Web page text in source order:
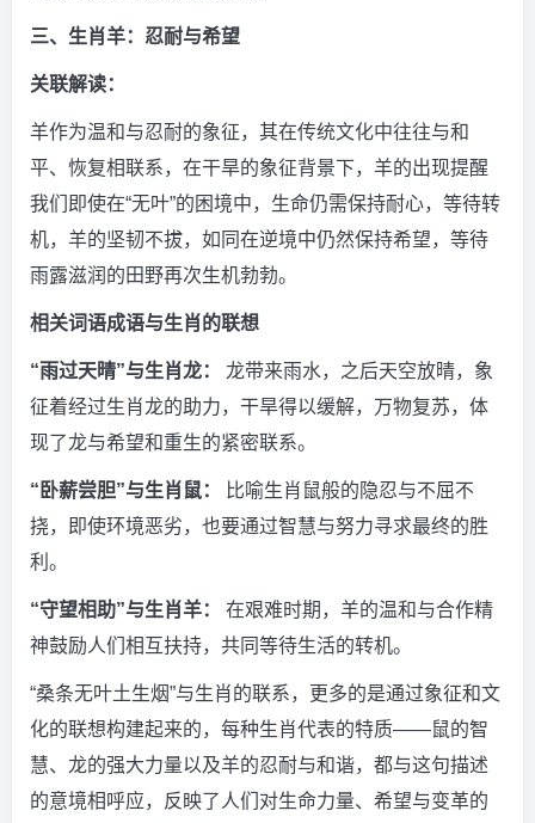
三、生肖羊：忍耐与希望
关联解读：
羊作为温和与忍耐的象征，其在传统文化中往往与和
平、恢复相联系，在干旱的象征背景下，羊的出现提醒
我们即使在“无叶”的困境中，生命仍需保持耐心，等待转
机，羊的坚韧不拔，如同在逆境中仍然保持希望，等待
雨露滋润的田野再次生机勃勃。
相关词语成语与生肖的联想
“雨过天晴”与生肖龙：
龙带来雨水，之后天空放晴，象
征着经过生肖龙的助力，干旱得以缓解，万物复苏，体
现了龙与希望和重生的紧密联系。
“卧薪尝胆”与生肖鼠：
比喻生肖鼠般的隐忍与不屈不
挠，即使环境恶劣，也要通过智慧与努力寻求最终的胜
利。
“守望相助”与生肖羊：
在艰难时期，羊的温和与合作精
神鼓励人们相互扶持，共同等待生活的转机。
“桑条无叶土生烟”与生肖的联系，更多的是通过象征和文
化的联想构建起来的，每种生肖代表的特质——鼠的智
慧、龙的强大力量以及羊的忍耐与和谐，都与这句描述
的意境相呼应，反映了人们对生命力量、希望与变革的